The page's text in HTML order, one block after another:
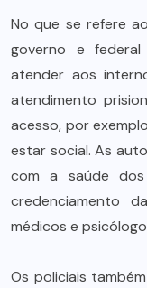
No que se refere
governo e
atender aos
atendimento
acesso, por
estar social. As
com a saúde
credenciamento
médicos e
Os policiais